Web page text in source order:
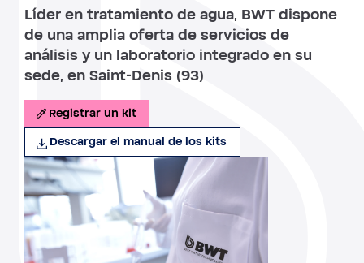
CONTACTAR
Líder en tratamiento de agua, BWT dispone
de una amplia oferta de servicios de
análisis y un laboratorio integrado en su
sede, en Saint-Denis (93)
Registrar un kit
Descargar el manual de los kits